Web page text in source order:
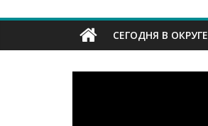
Старый
Оскол
СЕГОДНЯ В ОКРУГЕ